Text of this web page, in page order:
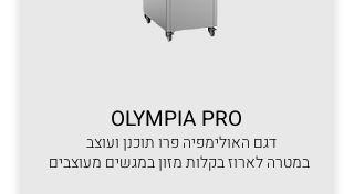
OLYMPIA PRO
דגם האולימפיה פרו תוכנן ועוצב
במטרה לארוז בקלות מזון במגשים מעוצבים